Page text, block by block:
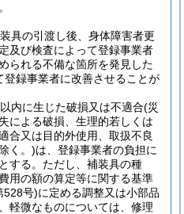
具の引渡し後、身体障害者更
及び検査によって登録事業者
られる不備な箇所を発見した
登録事業者に改善させることが
内に生じた破損又は不適合(災
による破損、生理的若しくは
合又は目的外使用、取扱不良
く。)は、登録事業者の負担に
する。 ただし、補装具の種
用の額の算定等に関する基準
528号)に定める調整又は小部品
軽微なものについては、修理